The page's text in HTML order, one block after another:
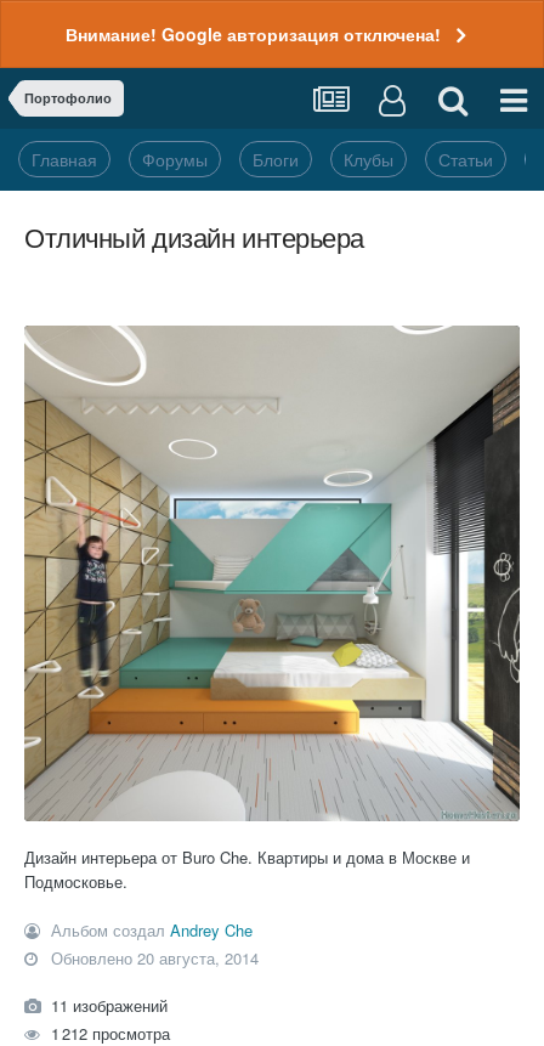
Внимание! Google авторизация отключена!
Портофолио
Главная Форумы Блоги Клубы Статьи
Отличный дизайн интерьера
Дизайн интерьера от Buro Che. Квартиры и дома в Москве и
Подмосковье.
Альбом создалAndrey Che
Обновлено20 августа, 2014
11 изображений
1 212 просмотра